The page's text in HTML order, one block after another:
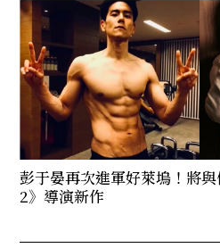
彭于晏再次進軍好萊塢！將
2》導演新作